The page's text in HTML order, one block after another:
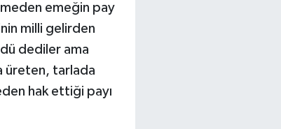
emeğin pay
milli gelirden
dediler ama
üreten, tarlada
hak ettiği payı